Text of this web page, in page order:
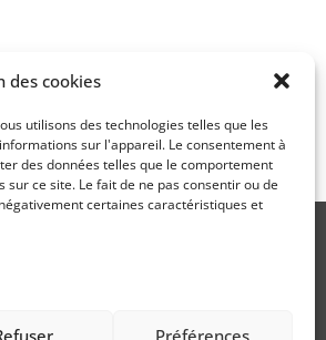
des cookies
utilisons des technologies telles que les
sur l'appareil. Le consentement à
des données telles que le comportement
ce site. Le fait de ne pas consentir ou de
certaines caractéristiques et
Préférences
notre méthode d'investissement